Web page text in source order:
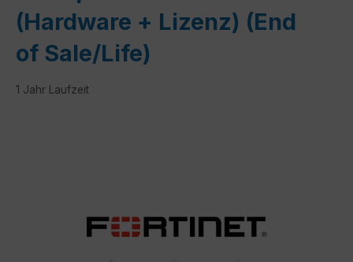
(Hardware + Lizenz) (End
of Sale/Life)
1 Jahr Laufzeit